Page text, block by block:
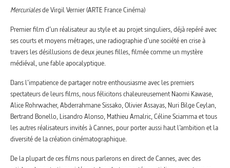
Mercurialesde Virgil Vernier (ARTE France Cinéma)
Premier film d’un réalisateur au style et au projet singuliers, déjà repéré avec
ses courts et moyens métrages, une radiographie d’une société en crise à
travers les désillusions de deux jeunes filles, filmée comme un mystère
médiéval, une fable apocalyptique.
Dans l’impatience de partager notre enthousiasme avec les premiers
spectateurs de leurs films, nous félicitons chaleureusement Naomi Kawase,
Alice Rohrwacher, Abderrahmane Sissako, Olivier Assayas, Nuri Bilge Ceylan,
Bertrand Bonello, Lisandro Alonso, Mathieu Amalric, Céline Sciamma et tous
les autres réalisateurs invités à Cannes, pour porter aussi haut l’ambition et la
diversité de la création cinématographique.
De la plupart de ces films nous parlerons en direct de Cannes, avec des